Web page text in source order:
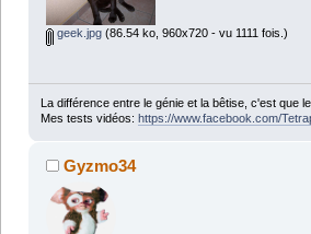
geek.jpg(86.54 ko, 960x720 - vu 1111 fois.)
La différence entre le génie et la bêtise, c'est que
Mes tests vidéos: https://www.facebook.com/
Gyzmo34